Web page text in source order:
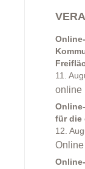
11.
online
für die
12.
Online